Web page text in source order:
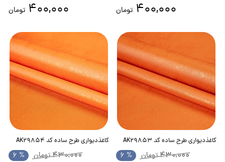
400,000 تومان 400,000 تومان
کاغذدیواری طرح ساده کد AK29853
430,000تومان % 6
کاغذدیواری طرح ساده کد AK29854
430,000تومان % 6